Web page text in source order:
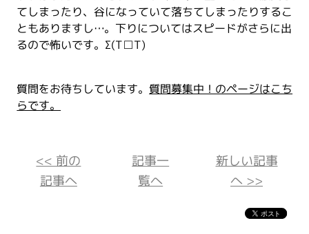
てしまったり、谷になっていて落ちてしまったりするこ
ともありますし…。下りについてはスピードがさらに出
るので怖いです。Σ(T□T)
質問をお待ちしています。質問募集中！のページはこち
らです。
<< 前の
記事へ
記事一
覧へ
新しい記事
へ >>